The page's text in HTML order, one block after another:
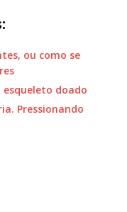
ou como se
doado
Pressionando